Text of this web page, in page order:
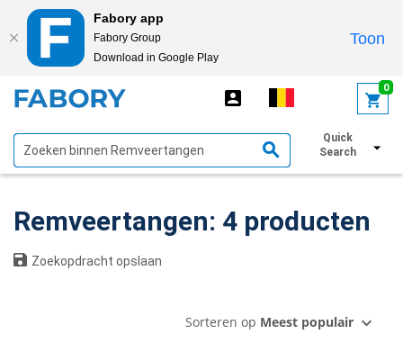
Fabory app
Fabory Group
Download in Google Play
Toon
0
Quick
Search
Toon filters
Remveertangen: 4 producten
Zoekopdracht opslaan
Sorteren op Meest populair